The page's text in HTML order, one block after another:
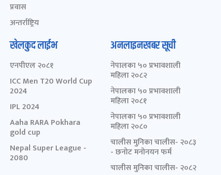
प्रवास
अन्तर्राष्ट्रिय
खेलकुद लाईभ
एनपीएल २०८१
ICC Men T20 World Cup
2024
IPL 2024
Aaha RARA Pokhara
gold cup
Nepal Super League -
2080
अनलाइनखबर सूची
नेपालका ५० प्रभावशाली
महिला २०८२
नेपालका ५० प्रभावशाली
महिला २०८१
नेपालका ५० प्रभावशाली
महिला २०८०
चालीस मुनिका चालीस- २०८३
- छनोट मनोनयन फर्म
चालीस मुनिका चालीस- २०८२